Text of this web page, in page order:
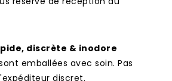
discrète & inodore
emballées avec soin. Pas
discret.